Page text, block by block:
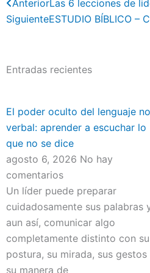
Previo
AnteriorLas 6 lecciones de
SiguienteESTUDIO BÍBLICO –
Entradas recientes
El poder oculto del lenguaje no
verbal: aprender a escuchar lo
que no se dice
agosto 6, 2026 No hay
comentarios
Un líder puede preparar
cuidadosamente sus palabras
aun así, comunicar algo
completamente distinto con su
postura, su mirada, sus gestos
su manera de